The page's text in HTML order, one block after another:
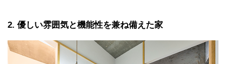
2 優しい雰囲気と機能性を兼ね備えた家